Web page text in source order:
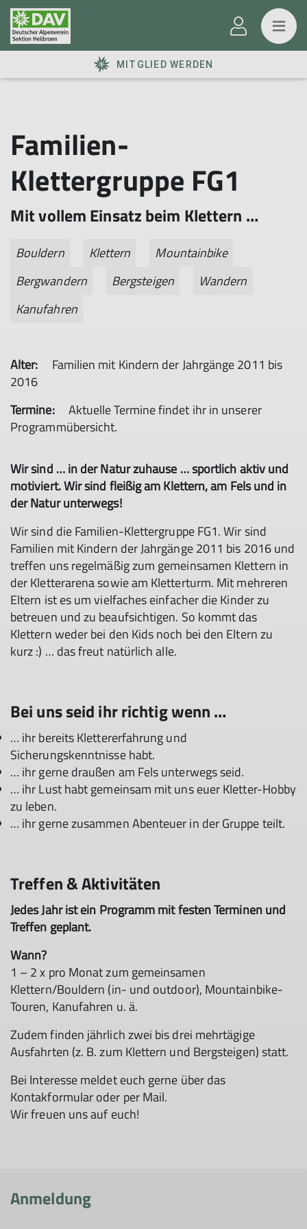
MITGLIED WERDEN
Familien-
Klettergruppe FG1
Mit vollem Einsatz beim Klettern …
Bouldern Klettern
Mountainbike
Bergwandern
Bergsteigen
Wandern
Kanufahren
Alter:
Familien mit Kindern der Jahrgänge 2011 bis
2016
Termine:
Aktuelle Termine findet ihr in unserer
Programmübersicht.
Wir sind … in der Natur zuhause … sportlich aktiv und
motiviert. Wir sind fleißig am Klettern, am Fels und in
der Natur unterwegs!
Wir sind die Familien-Klettergruppe FG1. Wir sind
Familien mit Kindern der Jahrgänge 2011 bis 2016 und
treffen uns regelmäßig zum gemeinsamen Klettern in
der Kletterarena sowie am Kletterturm. Mit mehreren
Eltern ist es um vielfaches einfacher die Kinder zu
betreuen und zu beaufsichtigen. So kommt das
Klettern weder bei den Kids noch bei den Eltern zu
kurz :) … das freut natürlich alle.
Bei uns seid ihr richtig wenn …
… ihr bereits Klettererfahrung und
Sicherungskenntnisse habt.
… ihr gerne draußen am Fels unterwegs seid.
… ihr Lust habt gemeinsam mit uns euer Kletter-Hobby
zu leben.
… ihr gerne zusammen Abenteuer in der Gruppe teilt.
Treffen & Aktivitäten
Jedes Jahr ist ein Programm mit festen Terminen und
Treffen geplant.
Wann?
1 – 2 x pro Monat zum gemeinsamen
Klettern/Bouldern (in- und outdoor), Mountainbike-
Touren, Kanufahren u. ä.
Zudem finden jährlich zwei bis drei mehrtägige
Ausfahrten (z. B. zum Klettern und Bergsteigen) statt.
Bei Interesse meldet euch gerne über das
Kontakformular oder per Mail.
Wir freuen uns auf euch!
Anmeldung
© DAV Heilbronn